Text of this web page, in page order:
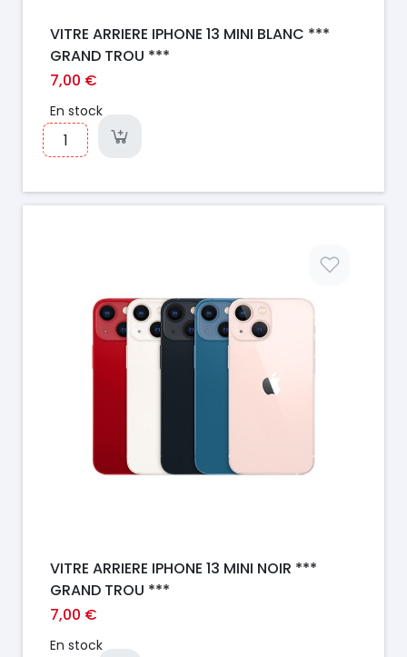
VITRE ARRIERE IPHONE 13 MINI BLANC ***
GRAND TROU ***
7,00 €
En stock
VITRE ARRIERE IPHONE 13 MINI NOIR ***
GRAND TROU ***
7,00 €
En stock